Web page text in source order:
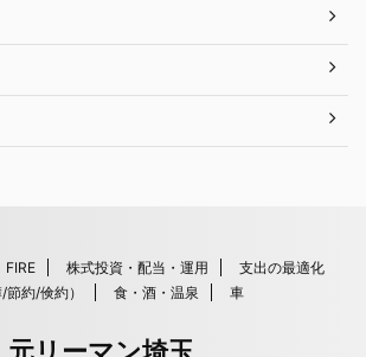
FIRE 株式投資・配当・運用
支出の最適化
/節約/倹約）
食・酒・温泉 車